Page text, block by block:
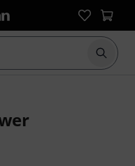
Suche
5 Kundenbewertungen